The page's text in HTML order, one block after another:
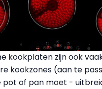
kookplaten zijn ook
kookzones (aan te
pot of pan moet -